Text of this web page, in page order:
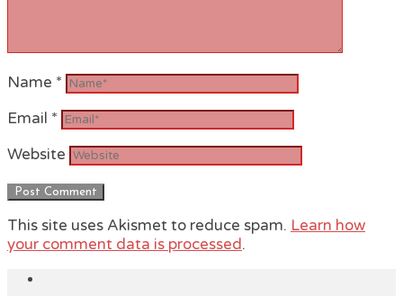
Name *
Email *
Website
This site uses Akismet to reduce spam. Learn how
your comment data is processed.